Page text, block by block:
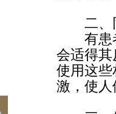
二、
有患者
会适得
使用这
激，使